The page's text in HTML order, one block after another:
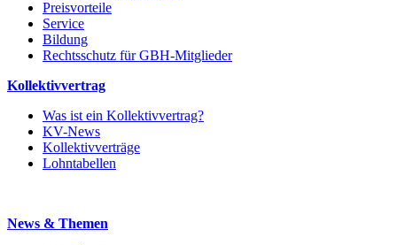
Preisvorteile
Service
Bildung
Rechtsschutz für GBH-Mitglieder
Kollektivvertrag
Was ist ein Kollektivvertrag?
KV-News
Kollektivverträge
Lohntabellen
News & Themen